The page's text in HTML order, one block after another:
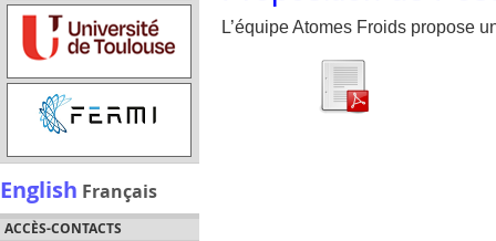
English Français
ACCÈS-CONTACTS
L’équipe Atomes Froids propose